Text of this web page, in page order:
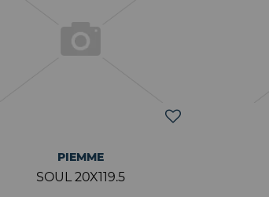
PIEMME
SOUL 20X119.5